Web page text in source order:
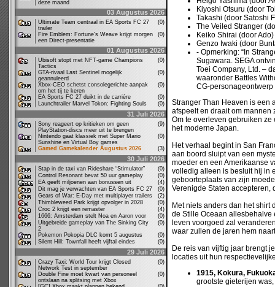
deze maand
03 Augustus 2026
Ultimate Team centraal in EA Sports FC 27
trailer
(0)
Fire Emblem: Fortune's Weave krijgt morgen
een Direct-presentatie
(0)
01 Augustus 2026
Ubisoft stopt met NFT-game Champions
Tactics
(0)
GTA-rivaal Last Sentinel mogelijk
geannuleerd
(0)
Xbox-CEO schetst consolegerichte aanpak
om het tij te keren
(0)
EA Sports FC 27 duikt in de carrière
(0)
Launchtrailer Marvel Tokon: Fighting Souls
(0)
31 Juli 2026
Sony reageert op kritieken om geen
PlayStation-discs meer uit te brengen
(9)
Nintendo gaat klassiek met Super Mario
Sunshine en Virtual Boy games
(0)
Gamed Gamekalender Augustus 2026
(3)
30 Juli 2026
Stap in de taxi van Rideshare “Stimulator”
(0)
Control Resonant bevat 50 uur gameplay
(0)
EA geeft miljoenen aan bonussen uit
(4)
Dit mag je verwachten van EA Sports FC 27
(0)
Gears of War: E-Day met multiplayer trailers
(2)
Thimbleweed Park krijgt opvolger in 2028
(0)
Croc 2 krijgt een remaster
(4)
1666: Amsterdam stelt Noa en Aaron voor
(0)
Uitgebreide gameplay van The Sinking City
2
(0)
Pokemon Pokopia DLC komt 5 augustus
(0)
Silent Hill: Townfall heeft vijftal eindes
(0)
29 Juli 2026
Crazy Taxi: World Tour krijgt Closed
Network Test in september
(0)
Double Fine moet kwart van personeel
ontslaan na splitsing met Xbox
(0)
Kiyoshi Otsuru (door
Takashi (door Satoshi
The Veiled Stranger
Keiko Shirai (door Ado)
Genzo Iwaki (door
- Opmerking: “In
Sugawara. SEGA
Toei Company, Ltd. –
waaronder Battles
CG-personageontwerp
Stranger Than Heaven is een
afspeelt en draait om mannen
Om te overleven gebruiken
het moderne Japan.
Het verhaal begint in San
aan boord sluipt van een
moeder en een Amerikaanse
volledig alleen is besluit hij in
geboorteplaats van zijn
Verenigde Staten accepteren,
Met niets anders dan het shirt
de Stille Oceaan allesbehalve
leven voorgoed zal
waar zullen de jaren hem
De reis van vijftig jaar brengt
locaties uit hun
1915, Kokura,
grootste gieterijen